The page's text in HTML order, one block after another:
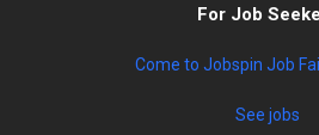
For Job
Come to Jobspin Job
See jobs